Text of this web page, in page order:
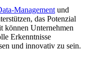
Management und
das Potenzial
können Unternehmen
Erkenntnisse
und innovativ zu sein.